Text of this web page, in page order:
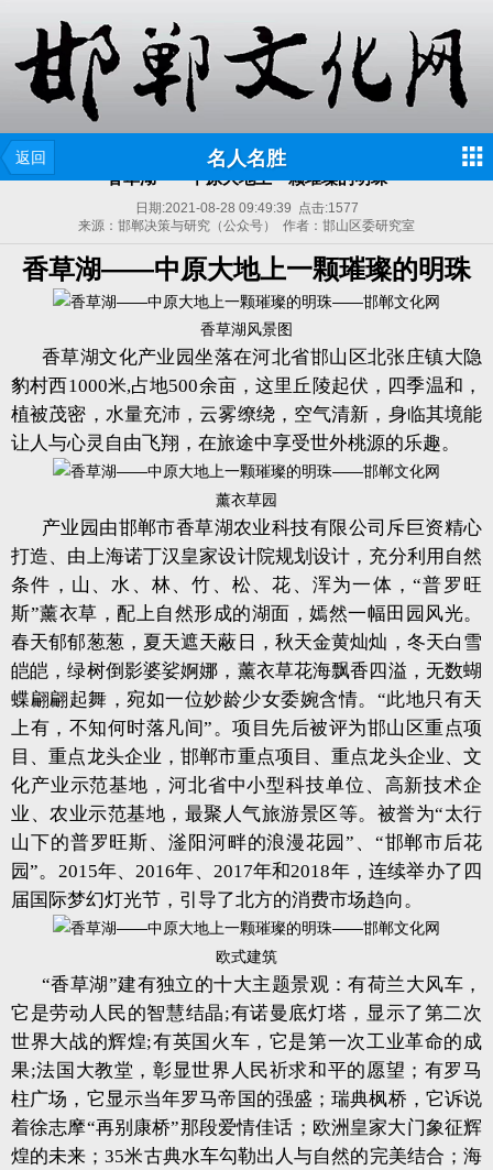
返回 名人名胜
香草湖——中原大地上一颗璀璨的明珠
日期:2021-08-28 09:49:39 点击:1577
来源：邯郸决策与研究（公众号） 作者：邯山区委研究室
香草湖——中原大地上一颗璀璨的明珠
香草湖风景图
香草湖文化产业园坐落在河北省邯山区北张庄镇大隐
豹村西1000米,占地500余亩，这里丘陵起伏，四季温和，
植被茂密，水量充沛，云雾缭绕，空气清新，身临其境能
让人与心灵自由飞翔，在旅途中享受世外桃源的乐趣。
薰衣草园
产业园由邯郸市香草湖农业科技有限公司斥巨资精心
打造、由上海诺丁汉皇家设计院规划设计，充分利用自然
条件，山、水、林、竹、松、花、浑为一体，“普罗旺
斯”薰衣草，配上自然形成的湖面，嫣然一幅田园风光。
春天郁郁葱葱，夏天遮天蔽日，秋天金黄灿灿，冬天白雪
皑皑，绿树倒影婆娑婀娜，薰衣草花海飘香四溢，无数蝴
蝶翩翩起舞，宛如一位妙龄少女委婉含情。“此地只有天
上有，不知何时落凡间”。项目先后被评为邯山区重点项
目、重点龙头企业，邯郸市重点项目、重点龙头企业、文
化产业示范基地，河北省中小型科技单位、高新技术企
业、农业示范基地，最聚人气旅游景区等。被誉为“太行
山下的普罗旺斯、滏阳河畔的浪漫花园”、“邯郸市后花
园”。2015年、2016年、2017年和2018年，连续举办了四
届国际梦幻灯光节，引导了北方的消费市场趋向。
欧式建筑
“香草湖”建有独立的十大主题景观：有荷兰大风车，
它是劳动人民的智慧结晶;有诺曼底灯塔，显示了第二次
世界大战的辉煌;有英国火车，它是第一次工业革命的成
果;法国大教堂，彰显世界人民祈求和平的愿望；有罗马
柱广场，它显示当年罗马帝国的强盛；瑞典枫桥，它诉说
着徐志摩“再别康桥”那段爱情佳话；欧洲皇家大门象征辉
煌的未来；35米古典水车勾勒出人与自然的完美结合；海